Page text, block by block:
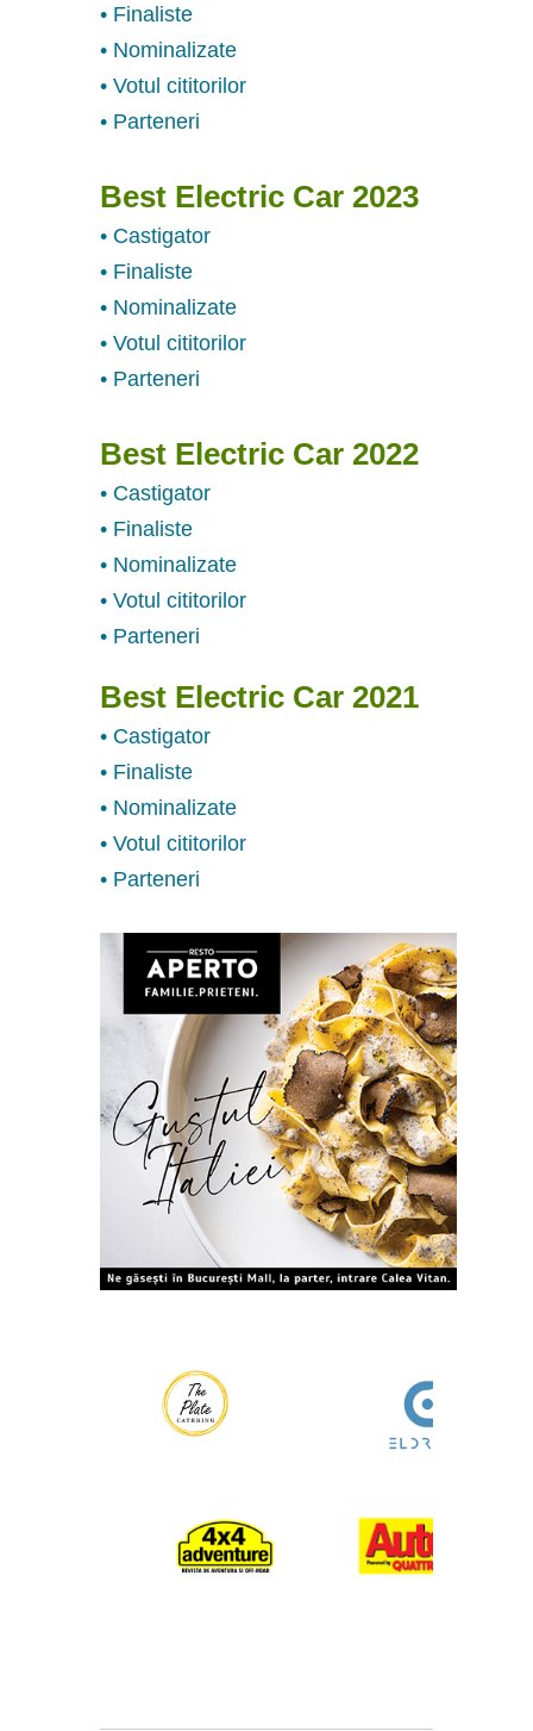
• Finaliste
• Nominalizate
• Votul cititorilor
• Parteneri
Best Electric Car 2023
• Castigator
• Finaliste
• Nominalizate
• Votul cititorilor
• Parteneri
Best Electric Car 2022
• Castigator
• Finaliste
• Nominalizate
• Votul cititorilor
• Parteneri
Best Electric Car 2021
• Castigator
• Finaliste
• Nominalizate
• Votul cititorilor
• Parteneri